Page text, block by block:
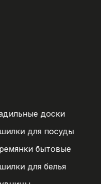
доски
для посуды
бытовые
для белья